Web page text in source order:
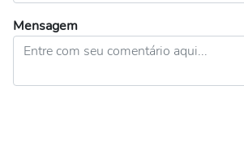
Mensagem